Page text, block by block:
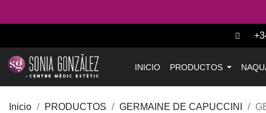
INICIO PRODUCTOS
Inicio PRODUCTOS GERMAINE DE CAPUCCINI